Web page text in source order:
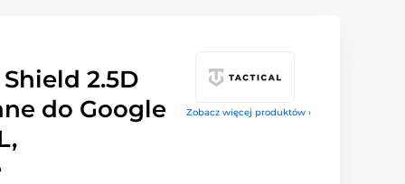
Zobacz więcej produktów ›
2.5D
do Google